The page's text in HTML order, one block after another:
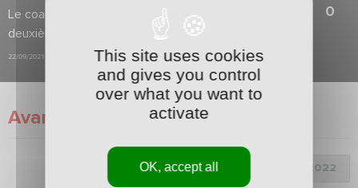
Le coach était en colère après la
deuxième mi-temps de son équipe.
22/09/2021
0
Avant-Match
Choix de la saison :
This site uses cookies
and gives you control
over what you want to
activate
OK, accept all